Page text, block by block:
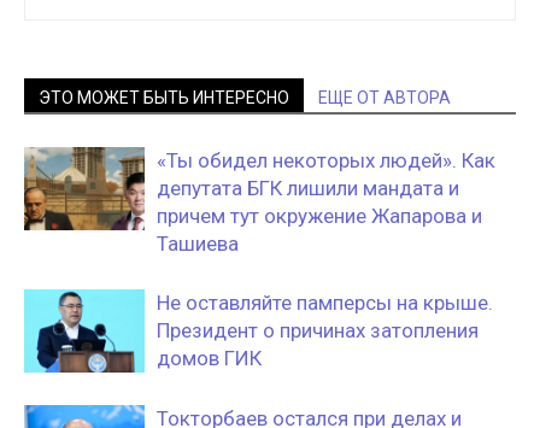
ЭТО МОЖЕТ БЫТЬ ИНТЕРЕСНО ЕЩЕ ОТ АВТОРА
«Ты обидел некоторых людей». Как
депутата БГК лишили мандата и
причем тут окружение Жапарова и
Ташиева
Не оставляйте памперсы на крыше.
Президент о причинах затопления
домов ГИК
Токторбаев остался при делах и